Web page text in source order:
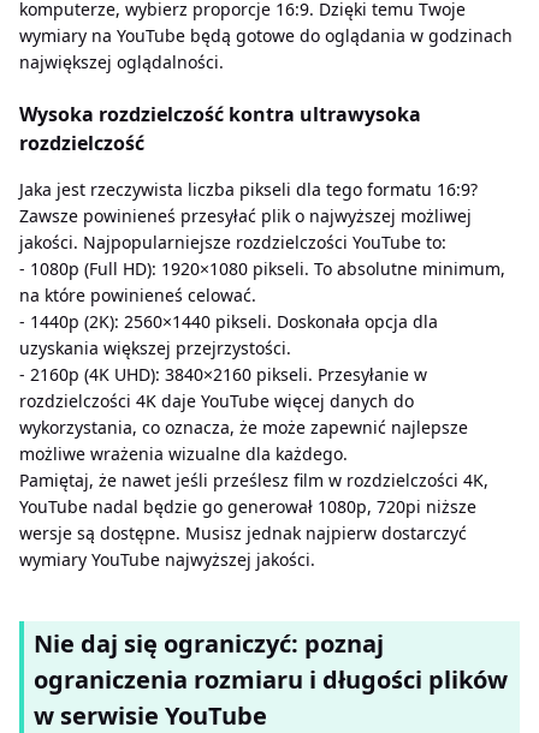
komputerze, wybierz proporcje 16:9. Dzięki temu Twoje
wymiary na YouTube będą gotowe do oglądania w godzinach
największej oglądalności.
Wysoka rozdzielczość kontra ultrawysoka
rozdzielczość
Jaka jest rzeczywista liczba pikseli dla tego formatu 16:9?
Zawsze powinieneś przesyłać plik o najwyższej możliwej
jakości. Najpopularniejsze rozdzielczości YouTube to:
- 1080p (Full HD): 1920×1080 pikseli. To absolutne minimum,
na które powinieneś celować.
- 1440p (2K): 2560×1440 pikseli. Doskonała opcja dla
uzyskania większej przejrzystości.
- 2160p (4K UHD): 3840×2160 pikseli. Przesyłanie w
rozdzielczości 4K daje YouTube więcej danych do
wykorzystania, co oznacza, że ​​może zapewnić najlepsze
możliwe wrażenia wizualne dla każdego.
Pamiętaj, że nawet jeśli prześlesz film w rozdzielczości 4K,
YouTube nadal będzie go generował 1080p, 720pi niższe
wersje są dostępne. Musisz jednak najpierw dostarczyć
wymiary YouTube najwyższej jakości.
Nie daj się ograniczyć: poznaj
ograniczenia rozmiaru i długości plików
w serwisie YouTube